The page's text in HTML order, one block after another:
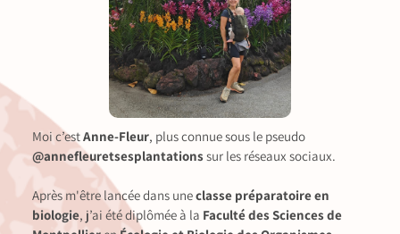
Moi c’estAnne‑Fleur, plus connue sous le pseudo
@annefleuretsesplantations sur les réseaux sociaux.
Après m'être lancée dans uneclasse préparatoire en
biologie, j’ai été diplômée à la Faculté des Sciences de